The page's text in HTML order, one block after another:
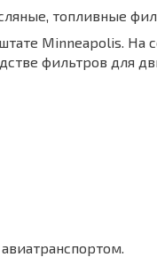
топливные
штате Minneapolis.
фильтров для